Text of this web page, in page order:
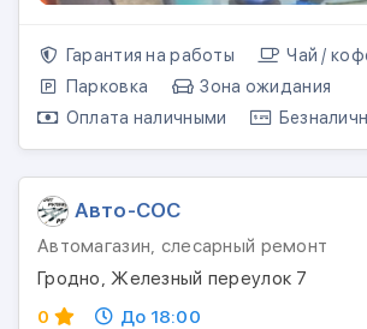
Гарантия на работы
Чай /
Парковка
Зона ожидания
Оплата наличными
Авто-СОС
Автомагазин, слесарный ремонт
Гродно, Железный переулок 7
0
До 18:00